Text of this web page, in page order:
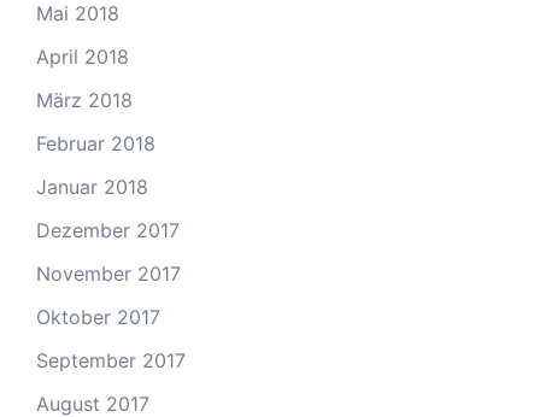
Mai 2018
April 2018
März 2018
Februar 2018
Januar 2018
Dezember 2017
November 2017
Oktober 2017
September 2017
August 2017